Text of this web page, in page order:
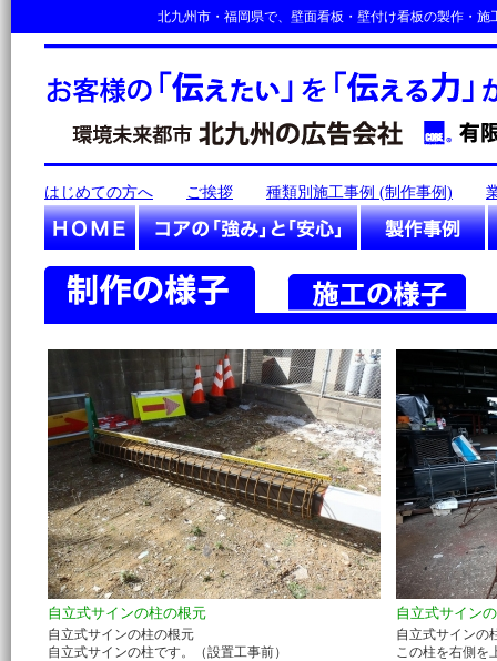
北九州市・福岡県で、壁面看板・壁付け看板の製作・
はじめての方へ ご挨拶 種類別施工事例 (制作事例)
自立式サインの柱の根元
自立式サインの柱の根元
自立式サインの柱です。（設置工事前）
自立式サイン
自立式サインの
この柱を右側を